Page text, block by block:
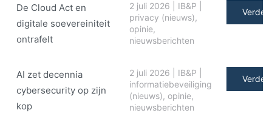
De Cloud Act en
digitale soe­ve­rei­ni­teit
ontrafelt
2 juli 2026 IB&P
privacy (nieuws),
opinie,
nieuwsberichten
Verder
AI zet decennia
cybersecurity op zijn
kop
2 juli 2026 IB&P
informatiebeveiliging
(nieuws), opinie,
nieuwsberichten
Verder